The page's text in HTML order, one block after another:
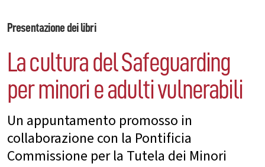
Presentazione dei libri
La cultura del Safeguarding
per minori e adulti vulnerabili
Un appuntamento promosso in
collaborazione con la Pontificia
Commissione per la Tutela dei Minori